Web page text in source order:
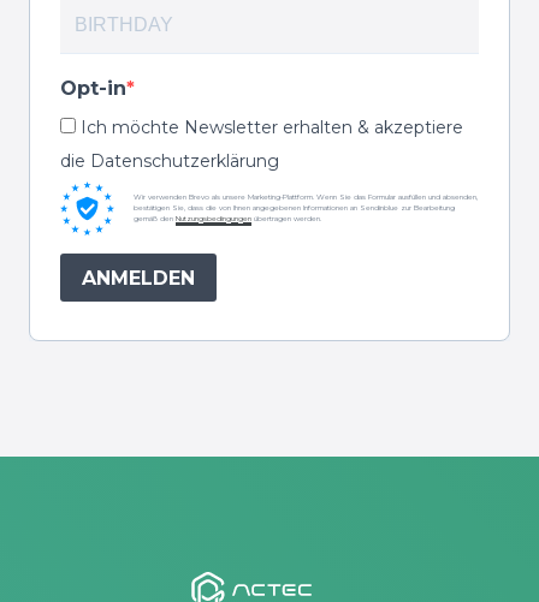
Opt-in
Ich möchte Newsletter erhalten & akzeptiere
die Datenschutzerklärung
Wir verwenden Brevo als unsere Marketing-Plattform. Wenn Sie das Formular ausfüllen und absenden,
bestätigen Sie, dass die von Ihnen angegebenen Informationen an Sendinblue zur Bearbeitung
gemäß den Nutzungsbedingungen übertragen werden.
ANMELDEN